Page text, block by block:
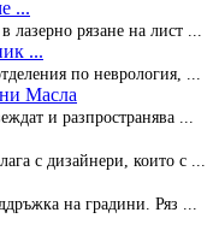
...
рязане на лист ...
...
по неврология, ...
Масла
и разпространява ...
с дизайнери, които с ...
на градини. Ряз ...